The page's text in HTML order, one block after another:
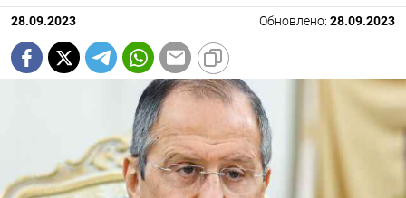
28.09.2023 Обновлено: 28.09.2023